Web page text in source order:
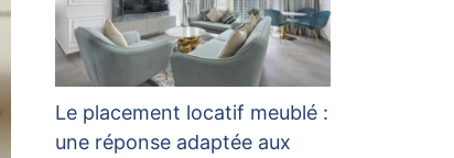
Le placement locatif meublé :
une réponse adaptée aux